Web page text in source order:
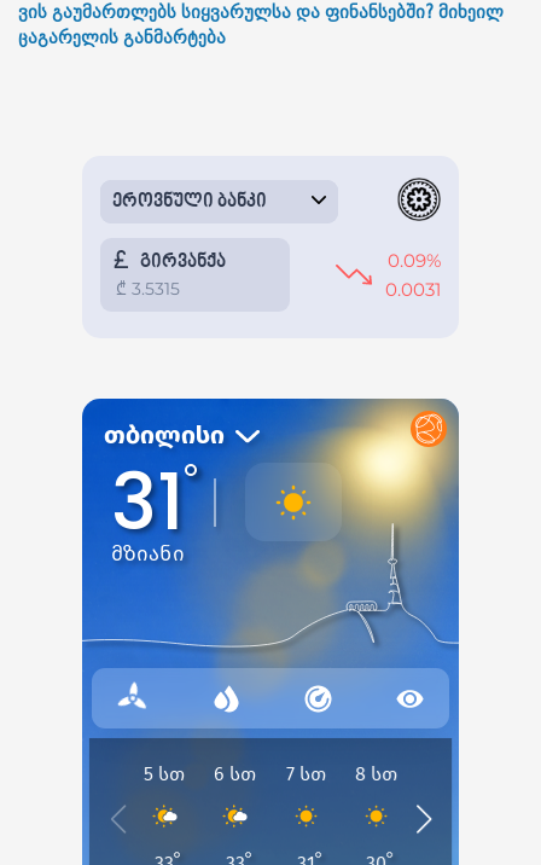
ვის გაუმართლებს სიყვარულსა და ფინანსებში? მიხეილ
ცაგარელის განმარტება